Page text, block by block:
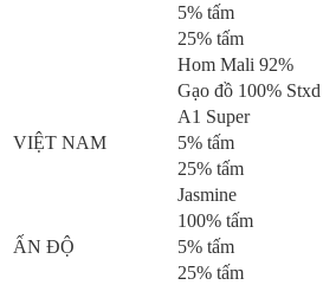
5% tấm
25% tấm
Hom Mali 92%
Gạo đồ 100% Stxd
A1 Super
VIỆT NAM
5% tấm
25% tấm
Jasmine
100% tấm
ẤN ĐỘ
5% tấm
25% tấm